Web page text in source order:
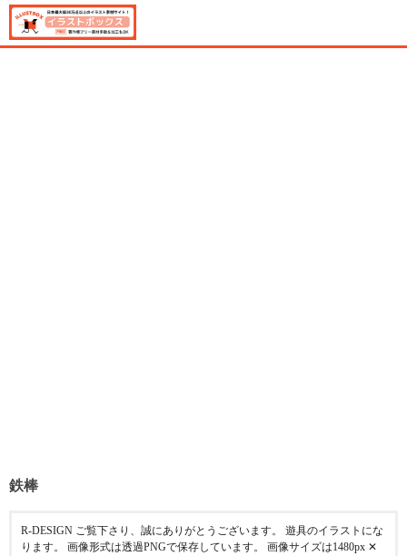
鉄棒
R-DESIGN ご覧下さり、誠にありがとうございます。 遊具のイラストにな
ります。 画像形式は透過PNGで保存しています。 画像サイズは1480px ✕